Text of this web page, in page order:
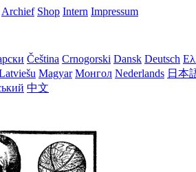
Archief Shop Intern Impressum
Čeština Crnogorski Dansk Deutsch
Magyar Монгол Nederlands 日本
中文